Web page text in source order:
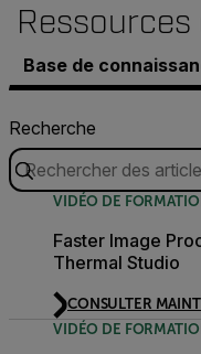
Base de
Recherche
VIDÉO DE
Faster Image
Thermal Studio
CONSULTER
VIDÉO DE